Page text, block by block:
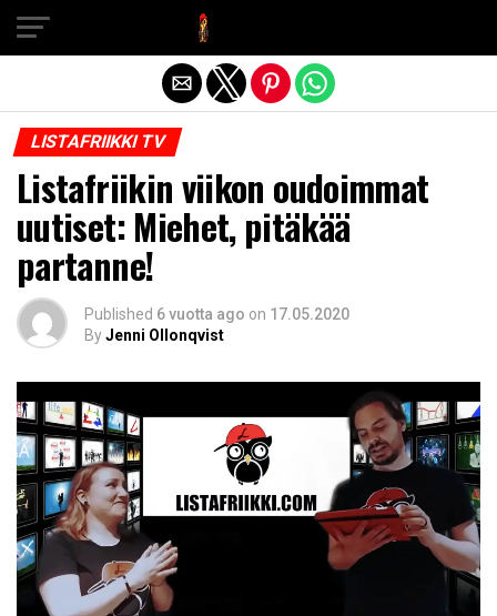
LISTAFRIIKKI TV
Listafriikin viikon oudoimmat
uutiset: Miehet, pitäkää
partanne!
Published 6 vuotta ago on 17.05.2020
ByJenni Ollonqvist
Exit mobile version